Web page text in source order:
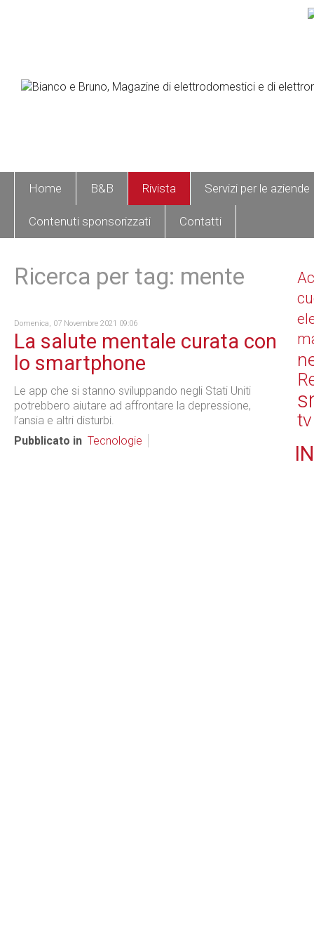
Home B&B Rivista Servizi per le aziende
Contenuti sponsorizzati Contatti
Ricerca per tag: mente
Domenica, 07 Novembre 2021 09:06
La salute mentale curata con
lo smartphone
Le app che si stanno sviluppando negli Stati Uniti
potrebbero aiutare ad affrontare la depressione,
l’ansia e altri disturbi.
Pubblicato in Tecnologie
tv
IN